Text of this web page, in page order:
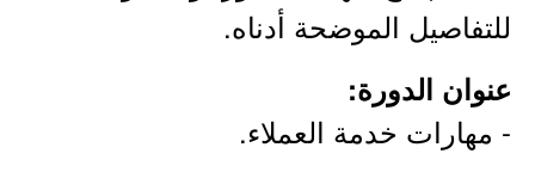
للتفاصيل الموضحة أدناه.
عنوان الدورة:
- مهارات خدمة العملاء.